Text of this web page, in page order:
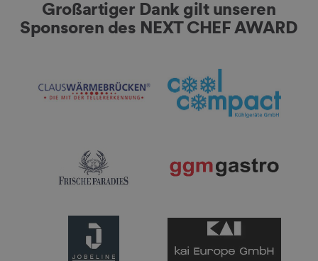
Großartiger Dank gilt unseren
Sponsoren des NEXT CHEF AWARD